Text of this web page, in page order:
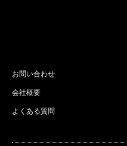
お問い合わせ
会社概要
よくある質問